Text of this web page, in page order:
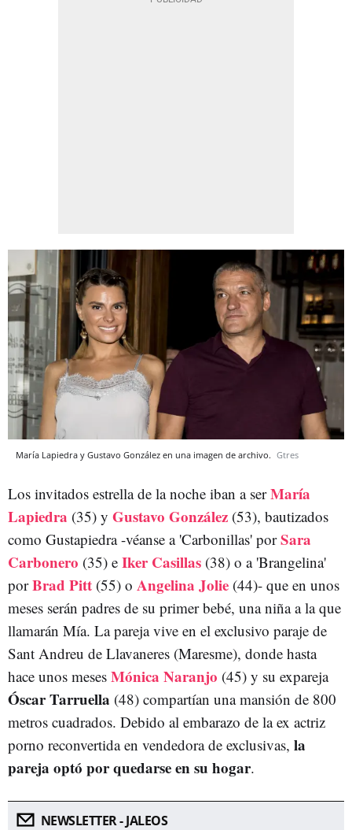
María Lapiedra y Gustavo González en una imagen de archivo. Gtres
Los invitados estrella de la noche iban a serMaría
Lapiedra (35) y Gustavo González (53), bautizados
como Gustapiedra -véanse a 'Carbonillas' porSara
Carbonero (35) e Iker Casillas (38) o a 'Brangelina'
porBrad Pitt (55) o Angelina Jolie (44)- que en unos
meses serán padres de su primer bebé, una niña a la que
llamarán Mía. La pareja vive en el exclusivo paraje de
Sant Andreu de Llavaneres (Maresme), donde hasta
hace unos meses Mónica Naranjo (45) y su expareja
Óscar Tarruella (48) compartían una mansión de 800
metros cuadrados. Debido al embarazo de la ex actriz
porno reconvertida en vendedora de exclusivas, la
pareja optó por quedarse en su hogar.
NEWSLETTER - JALEOS